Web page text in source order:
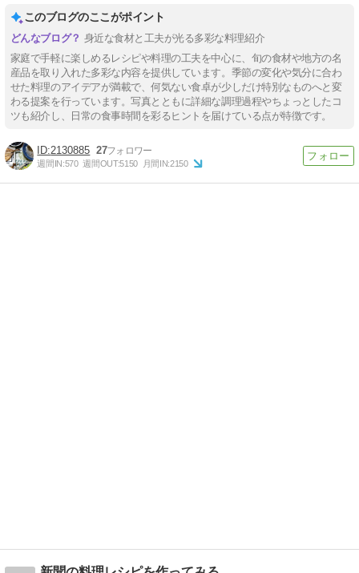
このブログのここがポイント
身近な食材と工夫が光る多彩な料理紹介
家庭で手軽に楽しめるレシピや料理の工夫を中心に、旬の食材や地方の名
産品を取り入れた多彩な内容を提供しています。季節の変化や気分に合わ
せた料理のアイデアが満載で、何気ない食卓が少しだけ特別なものへと変
わる提案を行っています。写真とともに詳細な調理過程やちょっとしたコ
ツも紹介し、日常の食事時間を彩るヒントを届けている点が特徴です。
2130885 27
週間IN:570 週間OUT:5150 月間IN:2150